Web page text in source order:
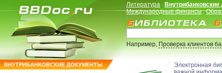
ВНУТРИБАНКОВСКИЕ ДОКУМЕНТЫ
Литература
Международные финансы
Например,Проверка клиентов
Электронная